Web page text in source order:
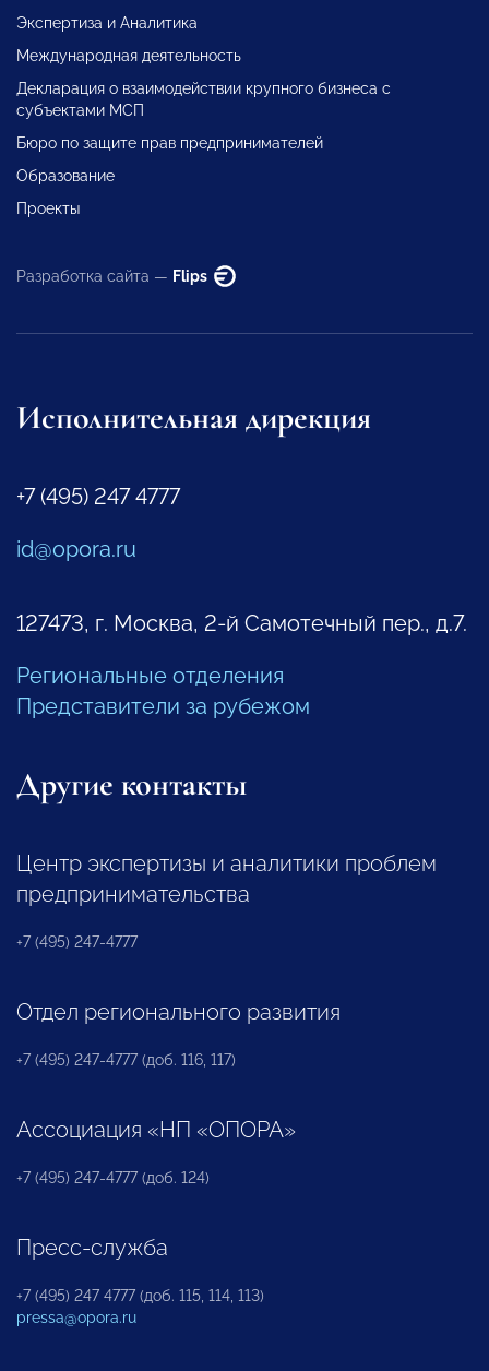
Экспертиза и Аналитика
Международная деятельность
Декларация о взаимодействии крупного бизнеса с
субъектами МСП
Бюро по защите прав предпринимателей
Образование
Проекты
Разработка сайта — Flips
Исполнительная дирекция
+7 (495) 247 4777
id@opora.ru
127473, г. Москва, 2-й Самотечный пер., д.7.
Региональные отделения
Представители за рубежом
Другие контакты
Центр экспертизы и аналитики проблем
предпринимательства
+7 (495) 247-4777
Отдел регионального развития
+7 (495) 247-4777 (доб. 116, 117)
Ассоциация «НП «ОПОРА»
+7 (495) 247-4777 (доб. 124)
Пресс-служба
+7 (495) 247 4777 (доб. 115, 114, 113)
pressa@opora.ru